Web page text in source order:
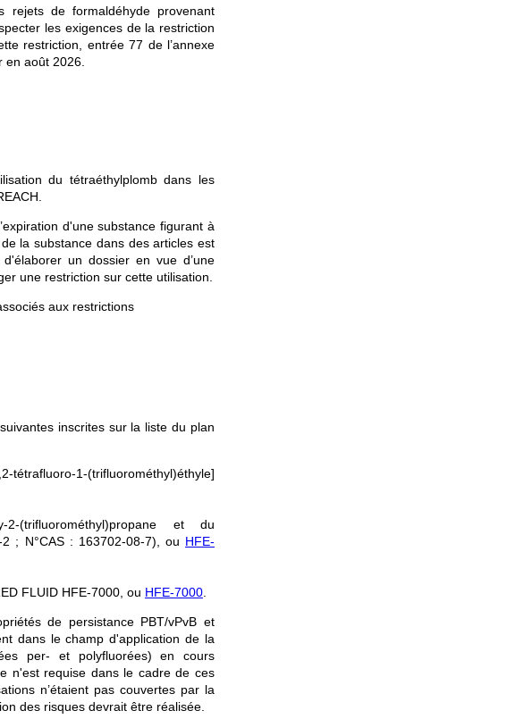
de formaldéhyde provenant
les exigences de la restriction
restriction, entrée 77 de l’annexe
en août 2026.
du tétraéthylplomb dans les
d'une substance figurant à
de la substance dans des articles est
un dossier en vue d’une
une restriction sur cette utilisation.
aux restrictions
inscrites sur la liste du plan
tétrafluoro-1-(trifluorométhyl)éthyle]
(trifluorométhyl)propane et du
; N°CAS : 163702-08-7), ou HFE-
FLUID HFE-7000, ou HFE-7000
de persistance PBT/vPvB et
dans le champ d'application de la
per- et polyfluorées) en cours
n'est requise dans le cadre de ces
n’étaient pas couvertes par la
des risques devrait être réalisée.